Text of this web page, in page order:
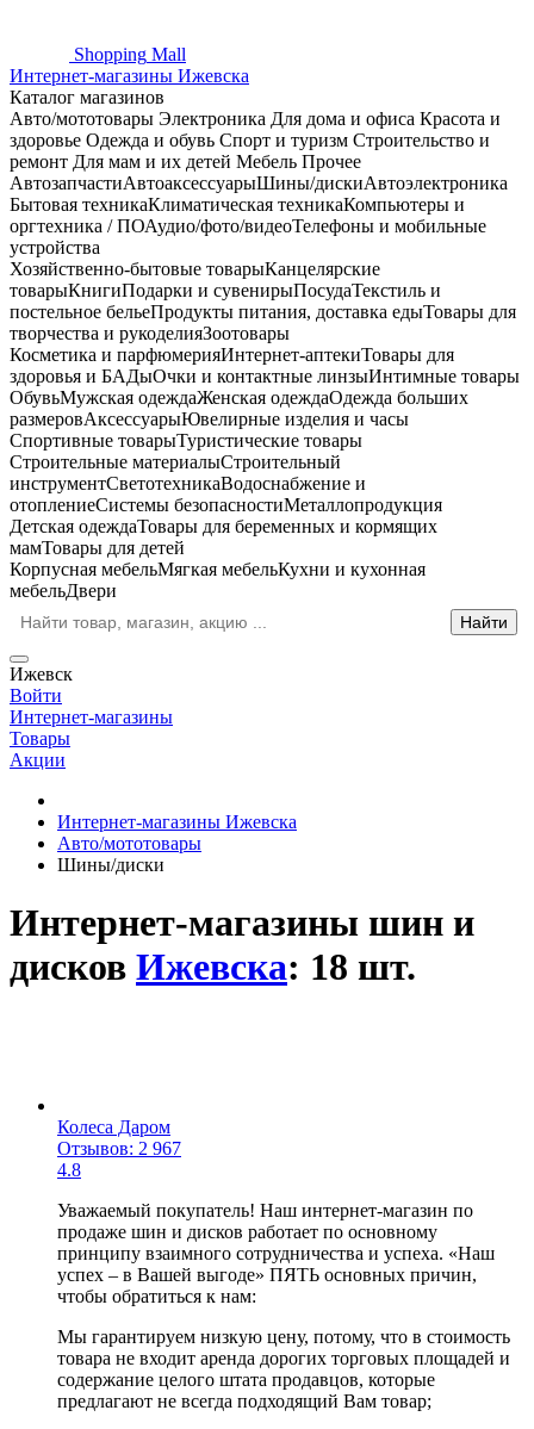
Shopping Mall
Интернет-магазины Ижевска
Каталог магазинов
Авто/мототовары Электроника Для дома и офиса Красота и
здоровье Одежда и обувь Спорт и туризм Строительство и
ремонт Для мам и их детей Мебель Прочее
АвтозапчастиАвтоаксессуарыШины/дискиАвтоэлектроника
Бытовая техникаКлиматическая техникаКомпьютеры и
оргтехника / ПОАудио/фото/видеоТелефоны и мобильные
устройства
Хозяйственно-бытовые товарыКанцелярские
товарыКнигиПодарки и сувенирыПосудаТекстиль и
постельное бельеПродукты питания, доставка едыТовары для
творчества и рукоделияЗоотовары
Косметика и парфюмерияИнтернет-аптекиТовары для
здоровья и БАДыОчки и контактные линзыИнтимные товары
ОбувьМужская одеждаЖенская одеждаОдежда больших
размеровАксессуарыЮвелирные изделия и часы
Спортивные товарыТуристические товары
Строительные материалыСтроительный
инструментСветотехникаВодоснабжение и
отоплениеСистемы безопасностиМеталлопродукция
Детская одеждаТовары для беременных и кормящих
мамТовары для детей
Корпусная мебельМягкая мебельКухни и кухонная
мебельДвери
Ижевск
Войти
Интернет-магазины
Товары
Акции
Интернет-магазины Ижевска
Авто/мототовары
Шины/диски
Интернет-магазины шин и
дисков Ижевска: 18 шт.
Колеса Даром
Отзывов: 2 967
4.8
Уважаемый покупатель! Наш интернет-магазин по
продаже шин и дисков работает по основному
принципу взаимного сотрудничества и успеха. «Наш
успех – в Вашей выгоде» ПЯТЬ основных причин,
чтобы обратиться к нам:
Мы гарантируем низкую цену, потому, что в стоимость
товара не входит аренда дорогих торговых площадей и
содержание целого штата продавцов, которые
предлагают не всегда подходящий Вам товар;